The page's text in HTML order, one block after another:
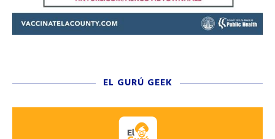
EL GURÚ GEEK